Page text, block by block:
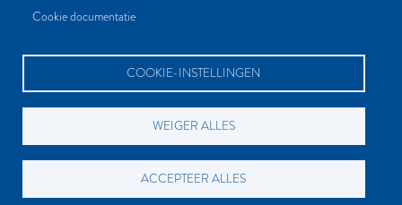
Cookie documentatie
COOKIE-INSTELLINGEN
WEIGER ALLES
ACCEPTEER ALLES
info[at]palmslag.nl(algemene vragen)
BETAALMOGELIJKHEDEN